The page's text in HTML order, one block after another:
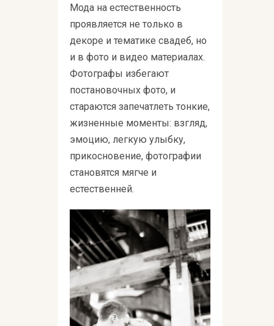
Мода на естественность
проявляется не только в
декоре и тематике свадеб, но
и в фото и видео материалах.
Фотографы избегают
постановочных фото, и
стараются запечатлеть тонкие,
жизненные моменты: взгляд,
эмоцию, легкую улыбку,
прикосновение, фотографии
становятся мягче и
естественней.